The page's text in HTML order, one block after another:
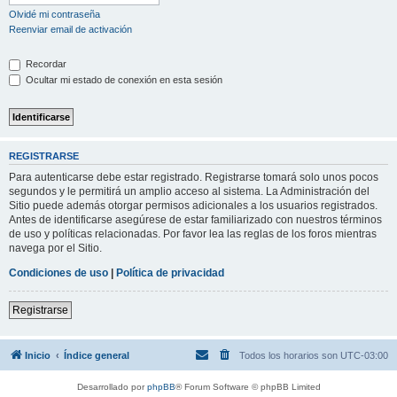
Olvidé mi contraseña
Reenviar email de activación
Recordar
Ocultar mi estado de conexión en esta sesión
REGISTRARSE
Para autenticarse debe estar registrado. Registrarse tomará solo unos pocos
segundos y le permitirá un amplio acceso al sistema. La Administración del
Sitio puede además otorgar permisos adicionales a los usuarios registrados.
Antes de identificarse asegúrese de estar familiarizado con nuestros términos
de uso y políticas relacionadas. Por favor lea las reglas de los foros mientras
navega por el Sitio.
Condiciones de uso | Política de privacidad
Registrarse
Inicio Índice general Todos los horarios son UTC-03:00
Desarrollado porphpBB® Forum Software © phpBB Limited